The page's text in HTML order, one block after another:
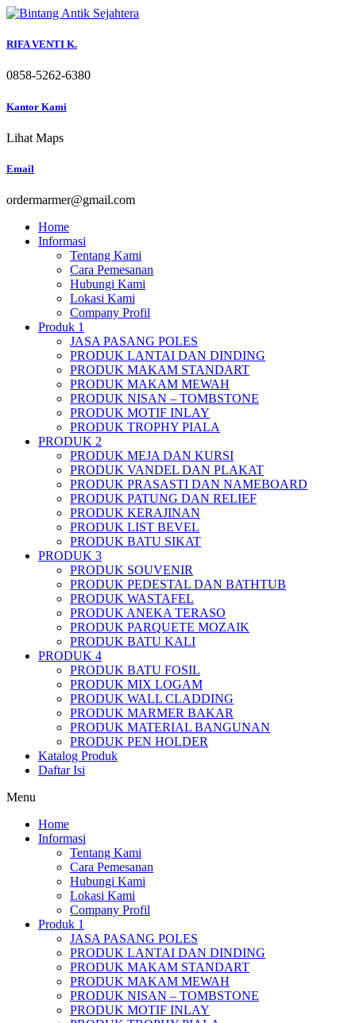
Skip
content
RIFA VENTI K.
0858-5262-6380
Kantor Kami
Lihat Maps
Email
ordermarmer@gmail.com
Home
Informasi
Tentang Kami
Cara Pemesanan
Hubungi Kami
Lokasi Kami
Company Profil
Produk 1
JASA PASANG POLES
PRODUK LANTAI DAN DINDING
PRODUK MAKAM STANDART
PRODUK MAKAM MEWAH
PRODUK NISAN – TOMBSTONE
PRODUK MOTIF INLAY
PRODUK TROPHY PIALA
PRODUK 2
PRODUK MEJA DAN KURSI
PRODUK VANDEL DAN PLAKAT
PRODUK PRASASTI DAN NAMEBOARD
PRODUK PATUNG DAN RELIEF
PRODUK KERAJINAN
PRODUK LIST BEVEL
PRODUK BATU SIKAT
PRODUK 3
PRODUK SOUVENIR
PRODUK PEDESTAL DAN BATHTUB
PRODUK WASTAFEL
PRODUK ANEKA TERASO
PRODUK PARQUETE MOZAIK
PRODUK BATU KALI
PRODUK 4
PRODUK BATU FOSIL
PRODUK MIX LOGAM
PRODUK WALL CLADDING
PRODUK MARMER BAKAR
PRODUK MATERIAL BANGUNAN
PRODUK PEN HOLDER
Katalog Produk
Daftar Isi
Menu
Home
Informasi
Tentang Kami
Cara Pemesanan
Hubungi Kami
Lokasi Kami
Company Profil
Produk 1
JASA PASANG POLES
PRODUK LANTAI DAN DINDING
PRODUK MAKAM STANDART
PRODUK MAKAM MEWAH
PRODUK NISAN – TOMBSTONE
PRODUK MOTIF INLAY